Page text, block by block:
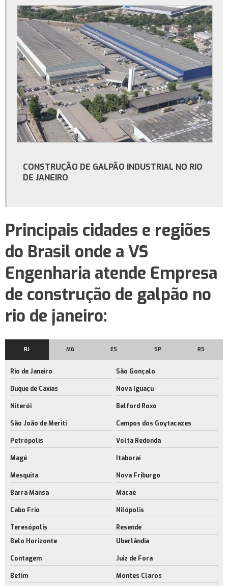
Construção de galpão comercial
Empresa de construção de galpão comercial no rio de janeiro
Serviço de construção de galpão comercial no rio de janeiro
Serviço de construção de galpão no rj
Empresa de construção de galpão no rio de janeiro
Serviço de construção de galpão industrial
Construtora de galpão industrial no rio de janeiro
Construção de galpão industrial no rj
Serviço de construção de galpão industrial no rj
Locação de galpão de armazenamento no rj
Aluguel de barracão
Aluguel galpão logístico
Galpão logístico
Galpão logístico para alugar
Galpão logístico rio de janeiro
Locação de barracão
Aluguel de área de armazenagem no rj
Aluguel de barracão com docas
Empresa de aluguel de barracão com docas
Aluguel de barracão com docas no rio de janeiro
Aluguel de barracão rj
Aluguel de barracão no rio de janeiro
Aluguel de espaço para estoque rj
Aluguel de espaço para fabricação rj
Aluguel de galpão com docas
Empresa de aluguel de galpão com docas
Aluguel de galpão com docas no rj
CONSTRUÇÃO DE GALPÃO INDUSTRIAL NO RIO
DE JANEIRO
Principais cidades e regiões
do Brasil onde a VS
Engenharia atende Empresa
de construção de galpão no
rio de janeiro:
RJ MG ES SP RS
Rio de Janeiro São Gonçalo
Duque de Caxias Nova Iguaçu
Niterói Belford Roxo
São João de Meriti Campos dos Goytacazes
Petrópolis Volta Redonda
Magé Itaboraí
Mesquita Nova Friburgo
Barra Mansa Macaé
Cabo Frio Nilópolis
Teresópolis
Resende
Belo Horizonte
Uberlândia
Contagem Juiz de Fora
Betim Montes Claros